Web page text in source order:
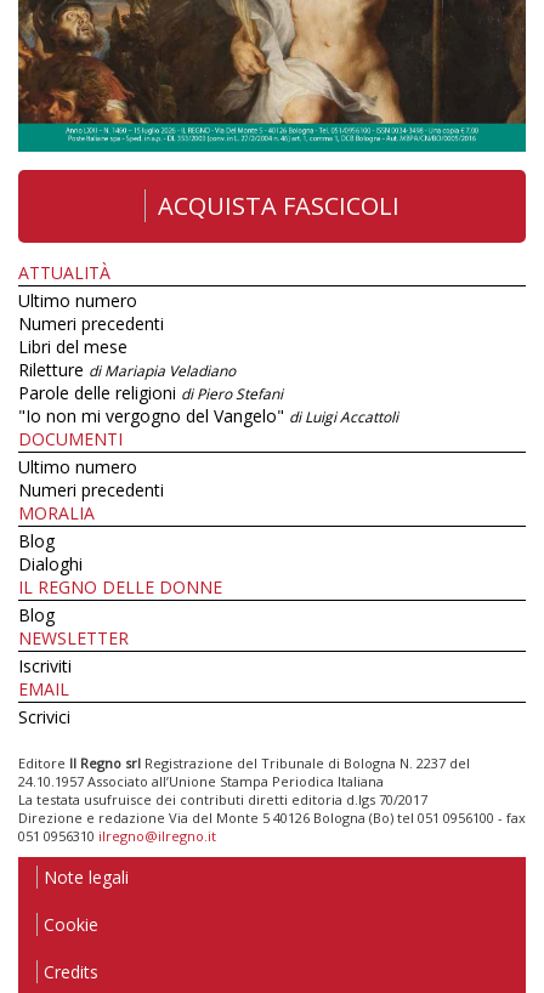
ACQUISTA FASCICOLI
ATTUALITÀ
Ultimo numero
Numeri precedenti
Libri del mese
Riletture di Mariapia Veladiano
Parole delle religioni di Piero Stefani
"Io non mi vergogno del Vangelo" di Luigi Accattoli
DOCUMENTI
Ultimo numero
Numeri precedenti
MORALIA
Blog
Dialoghi
IL REGNO DELLE DONNE
Blog
NEWSLETTER
Iscriviti
EMAIL
Scrivici
Editore Il Regno srl Registrazione del Tribunale di Bologna N. 2237 del
24.10.1957 Associato all’Unione Stampa Periodica Italiana
La testata usufruisce dei contributi diretti editoria d.lgs 70/2017
Direzione e redazione Via del Monte 5 40126 Bologna (Bo) tel 051 0956100 - fax
051 0956310 ilregno@ilregno.it
Note legali
Cookie
Credits